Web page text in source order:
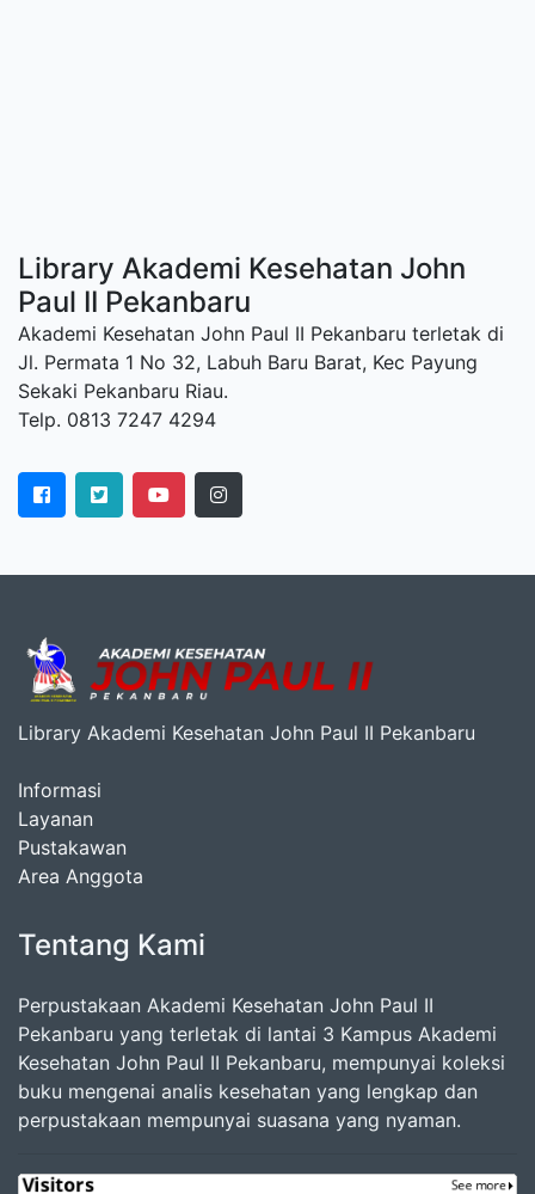
Library Akademi Kesehatan John
Paul II Pekanbaru
Akademi Kesehatan John Paul II Pekanbaru terletak di
Jl. Permata 1 No 32, Labuh Baru Barat, Kec Payung
Sekaki Pekanbaru Riau.
Telp. 0813 7247 4294
Library Akademi Kesehatan John Paul II Pekanbaru
Informasi
Layanan
Pustakawan
Area Anggota
Tentang Kami
Perpustakaan Akademi Kesehatan John Paul II
Pekanbaru yang terletak di lantai 3 Kampus Akademi
Kesehatan John Paul II Pekanbaru, mempunyai koleksi
buku mengenai analis kesehatan yang lengkap dan
perpustakaan mempunyai suasana yang nyaman.